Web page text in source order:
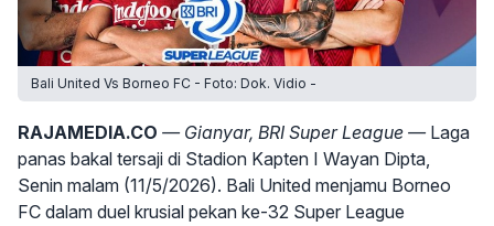
Bali United Vs Borneo FC - Foto: Dok. Vidio -
RAJAMEDIA.CO — Gianyar, BRI Super League — Laga
panas bakal tersaji di Stadion Kapten I Wayan Dipta,
Senin malam (11/5/2026). Bali United menjamu Borneo
FC dalam duel krusial pekan ke-32 Super League